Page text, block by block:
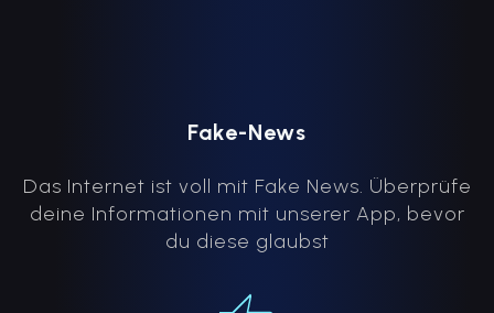
Fake-News
Das Internet ist voll mit Fake News. Überprüfe
deine Informationen mit unserer App, bevor
du diese glaubst